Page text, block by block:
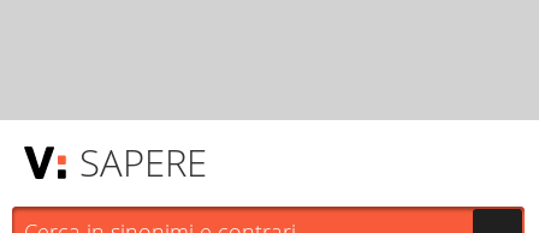
SAPERE